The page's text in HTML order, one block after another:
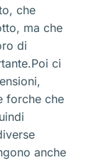
che
ma che
di
ci
forche che
anche